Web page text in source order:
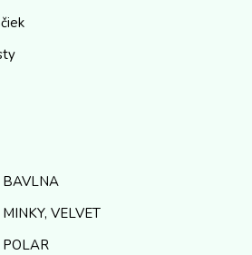
BAVLNA
VELVET